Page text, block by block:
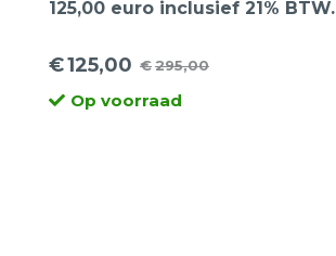
125,00 euro inclusief 21% BTW.
€295,00
Oorspronkelijke
prijs
€125,00
Huidige
prijsOp voorraad